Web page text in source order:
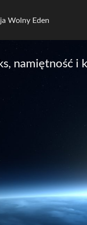
Wolny Eden
namiętność i